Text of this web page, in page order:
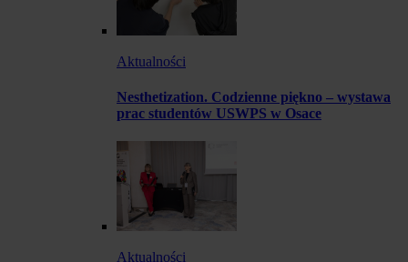
Aktualności
Nesthetization. Codzienne piękno – wystawa
prac studentów USWPS w Osace
Aktualności